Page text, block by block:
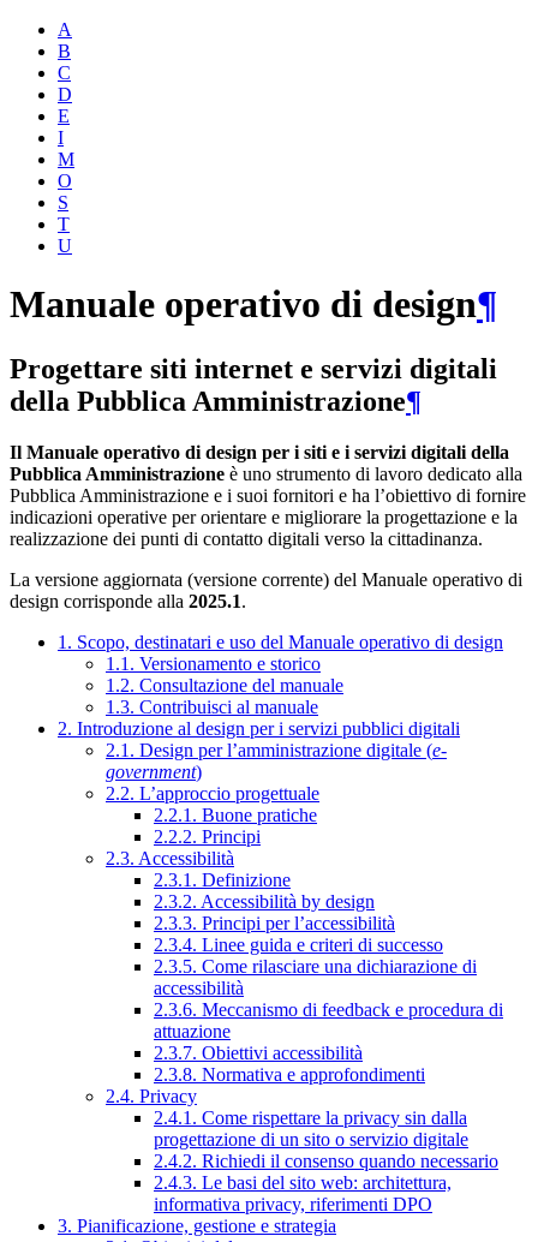
A
B
C
D
E
I
M
O
S
T
U
Manuale operativo di design¶
Progettare siti internet e servizi digitali
della Pubblica Amministrazione¶
Il Manuale operativo di design per i siti e i servizi digitali della
Pubblica Amministrazione è uno strumento di lavoro dedicato alla
Pubblica Amministrazione e i suoi fornitori e ha l’obiettivo di fornire
indicazioni operative per orientare e migliorare la progettazione e la
realizzazione dei punti di contatto digitali verso la cittadinanza.
La versione aggiornata (versione corrente) del Manuale operativo di
design corrisponde alla 2025.1.
1. Scopo, destinatari e uso del Manuale operativo di design
1.1. Versionamento e storico
1.2. Consultazione del manuale
1.3. Contribuisci al manuale
2. Introduzione al design per i servizi pubblici digitali
2.1. Design per l’amministrazione digitale (e-
government)
2.2. L’approccio progettuale
2.2.1. Buone pratiche
2.2.2. Principi
2.3. Accessibilità
2.3.1. Definizione
2.3.2. Accessibilità by design
2.3.3. Principi per l’accessibilità
2.3.4. Linee guida e criteri di successo
2.3.5. Come rilasciare una dichiarazione di
accessibilità
2.3.6. Meccanismo di feedback e procedura di
attuazione
2.3.7. Obiettivi accessibilità
2.3.8. Normativa e approfondimenti
2.4. Privacy
2.4.1. Come rispettare la privacy sin dalla
progettazione di un sito o servizio digitale
2.4.2. Richiedi il consenso quando necessario
2.4.3. Le basi del sito web: architettura,
informativa privacy, riferimenti DPO
3. Pianificazione, gestione e strategia